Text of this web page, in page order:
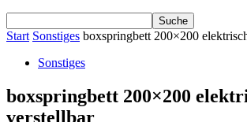
Start Sonstiges boxspringbett 200×200
Sonstiges
boxspringbett 200×200
verstellbar